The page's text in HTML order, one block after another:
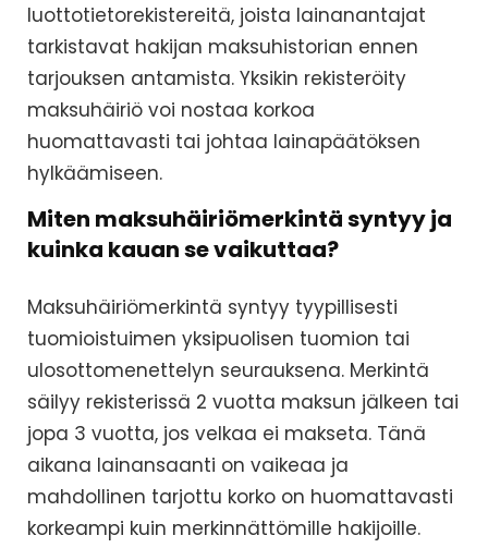
luottotietorekistereitä, joista lainanantajat
tarkistavat hakijan maksuhistorian ennen
tarjouksen antamista. Yksikin rekisteröity
maksuhäiriö voi nostaa korkoa
huomattavasti tai johtaa lainapäätöksen
hylkäämiseen.
Miten maksuhäiriömerkintä syntyy ja
kuinka kauan se vaikuttaa?
Maksuhäiriömerkintä syntyy tyypillisesti
tuomioistuimen yksipuolisen tuomion tai
ulosottomenettelyn seurauksena. Merkintä
säilyy rekisterissä 2 vuotta maksun jälkeen tai
jopa 3 vuotta, jos velkaa ei makseta. Tänä
aikana lainansaanti on vaikeaa ja
mahdollinen tarjottu korko on huomattavasti
korkeampi kuin merkinnättömille hakijoille.